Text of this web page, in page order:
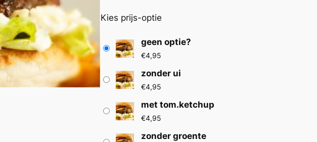
Kies prijs-optie
geen optie?
€4,95
zonder ui
€4,95
met tom.ketchup
€4,95
zonder groente